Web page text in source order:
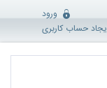
ورود
حساب کاربری